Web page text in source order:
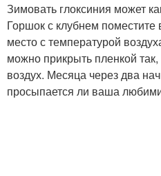
Зимовать глоксиния может
Горшок с клубнем
место с температурой
можно прикрыть пленкой
воздух. Месяца через два
просыпается ли ваша